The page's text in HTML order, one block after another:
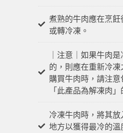
煮熟的牛肉應在烹
或轉冷凍。
｜注意｜如果牛肉
的，則應在重新冷凍
購買牛肉時，請注意
「此產品為解凍肉」
冷凍牛肉時，將其
地方以獲得最冷的溫